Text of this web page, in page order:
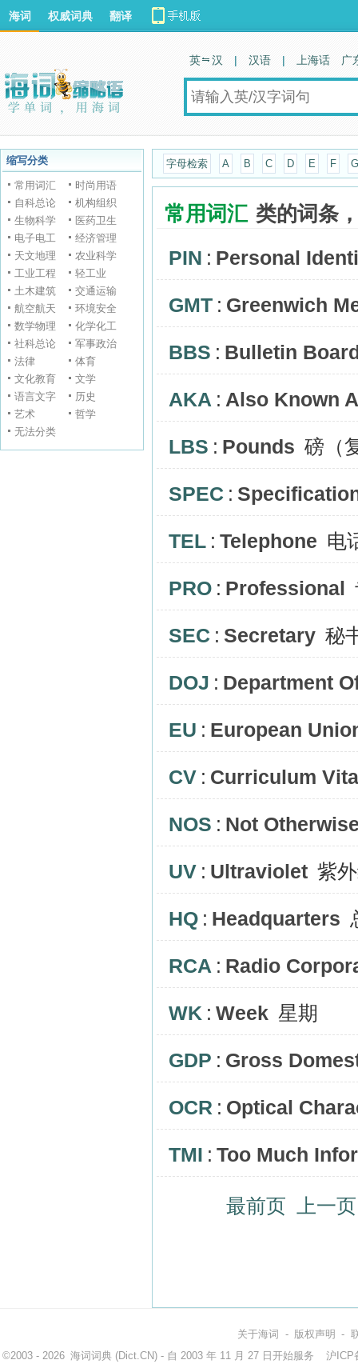
海词 权威词典 翻译
英 汉 | 汉语 | 上海话 广
缩写分类
常用词汇
时尚用语
自科总论
机构组织
生物科学
医药卫生
电子电工
经济管理
天文地理
农业科学
工业工程
轻工业
土木建筑
交通运输
航空航天
环境安全
数学物理
化学化工
社科总论
军事政治
法律
体育
文化教育
文学
语言文字
历史
艺术
哲学
无法分类
字母检索 A B C D E F G
常用词汇 类的词条
PIN : Personal
GMT : Greenwich
BBS : Bulletin
AKA : Also Known
LBS : Pounds 磅（
SPEC :
TEL : Telephone 电
PRO : Professional
SEC : Secretary 秘
DOJ : Department
EU : European
CV : Curriculum
NOS : Not
UV : Ultraviolet 紫
HQ : Headquarters
RCA : Radio
WK : Week 星期
GDP : Gross
OCR : Optical
TMI : Too Much
最前页 上一页
关于海词 - 版权声明 -
©2003 - 2026 海词词典 (Dict.CN) - 自 2003 年 11 月 27 日开始服务 沪ICP